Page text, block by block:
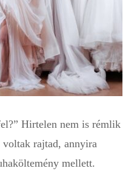
Hirtelen nem is rémlik
rajtad, annyira
mellett.